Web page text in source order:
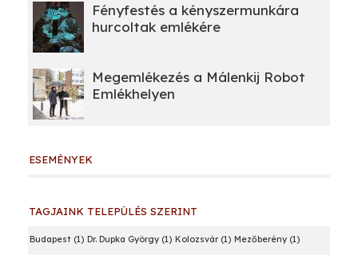
Fényfestés a kényszermunkára
hurcoltak emlékére
Megemlékezés a Málenkij Robot
Emlékhelyen
ESEMÉNYEK
TAGJAINK TELEPÜLÉS SZERINT
Budapest (1) Dr. Dupka György (1) Kolozsvár(1) Mezőberény (1)